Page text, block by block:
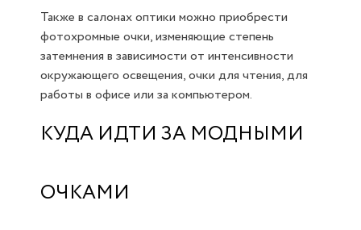
Также в салонах оптики можно приобрести
фотохромные очки, изменяющие степень
затемнения в зависимости от интенсивности
окружающего освещения, очки для чтения, для
работы в офисе или за компьютером.
КУДА ИДТИ ЗА МОДНЫМИ
ОЧКАМИ